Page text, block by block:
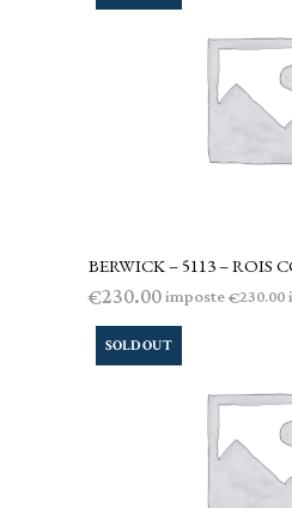
LEGGI
BERWICK – 5113 – ROIS
€230.00imposte€230.00
SOLD OUT